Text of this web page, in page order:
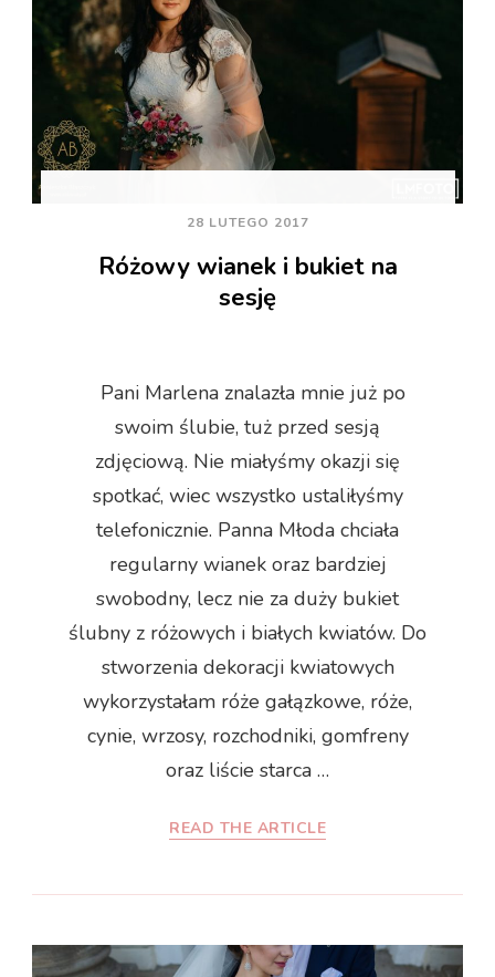
28 LUTEGO 2017
Różowy wianek i bukiet na
sesję
Pani Marlena znalazła mnie już po
swoim ślubie, tuż przed sesją
zdjęciową. Nie miałyśmy okazji się
spotkać, wiec wszystko ustaliłyśmy
telefonicznie. Panna Młoda chciała
regularny wianek oraz bardziej
swobodny, lecz nie za duży bukiet
ślubny z różowych i białych kwiatów. Do
stworzenia dekoracji kwiatowych
wykorzystałam róże gałązkowe, róże,
cynie, wrzosy, rozchodniki, gomfreny
oraz liście starca …
READ THE ARTICLE